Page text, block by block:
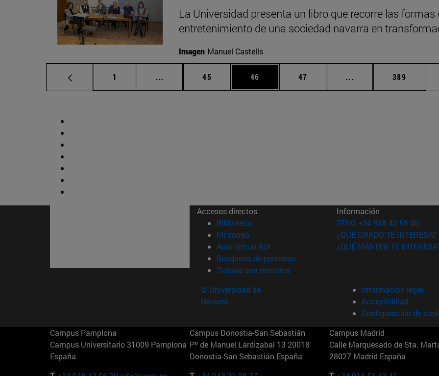
La Universidad presenta un libro que recorre las formas
entretenimiento de una sociedad navarra en
Imagen Manuel Castells
Página
1 ... Páginas intermedias Use TAB para desplazarse.
Página
45 Página
46 Página
47 ... Páginas intermedias
Página
389
Accesos directos
Biblioteca (abre en nueva ventana)
Mi correo(abre en nueva ventana)
Aula virtual ADI (abre en nueva ventana)
Búsqueda de personas(abre en nueva ventana)
Trabaja con nosotros(abre en nueva ventana)
Información
TFNO +34 948 42 56 00
¿QUÉ GRADO TE INTERESA?
¿QUÉ MÁSTER TE
© Universidad de
Navarra
Información legal
Accesibilidad
Configuración de
Campus Pamplona
Campus Universitario 31009 Pamplona
España
Campus Donostia-San Sebastián
Pº de Manuel Lardizabal 13 20018
Donostia-San Sebastián España
Campus Madrid
Calle Marquesado de Sta.
28027 Madrid España